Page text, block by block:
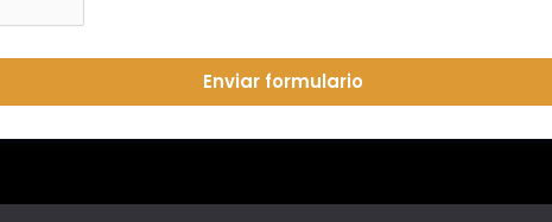
Enviar formulario